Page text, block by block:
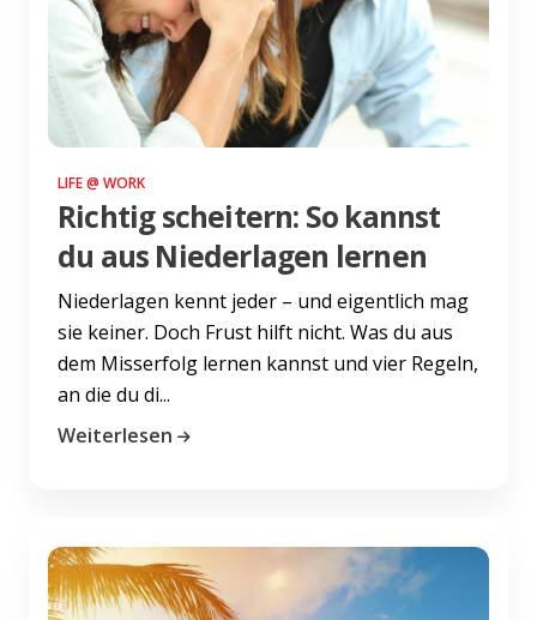
LIFE @ WORK
Richtig scheitern: So kannst
du aus Niederlagen lernen
Niederlagen kennt jeder – und eigentlich mag
sie keiner. Doch Frust hilft nicht. Was du aus
dem Misserfolg lernen kannst und vier Regeln,
an die du di...
Weiterlesen